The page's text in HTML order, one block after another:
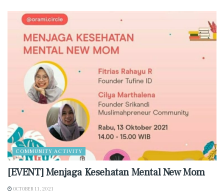
COMMUNITY ACTIVITY
[EVENT] Menjaga Kesehatan Mental New Mom
OCTOBER 11, 2021